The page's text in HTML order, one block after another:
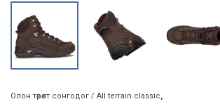
Олон төрөлт сонгодог / All terrain classic,